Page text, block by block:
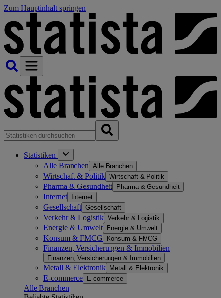
Zum Hauptinhalt springen
Statistiken
Alle Branchen Alle Branchen
Wirtschaft & Politik Wirtschaft & Politik
Pharma & Gesundheit Pharma & Gesundheit
Internet Internet
Gesellschaft Gesellschaft
Verkehr & Logistik Verkehr & Logistik
Energie & Umwelt Energie & Umwelt
Konsum & FMCG Konsum & FMCG
Finanzen, Versicherungen & Immobilien
Finanzen, Versicherungen & Immobilien
Metall & Elektronik Metall & Elektronik
E-commerce E-commerce
Alle Branchen